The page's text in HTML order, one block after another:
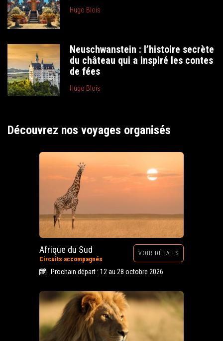
Hugo Blois
Neuschwanstein : l’histoire secrète
du château qui a inspiré les contes
de fées
Hugo Blois
Découvrez nos voyages organisés
Afrique du Sud
Circuits accompagnés
VOIR DÉTAILS
Prochain départ : 12 au 28 octobre 2026